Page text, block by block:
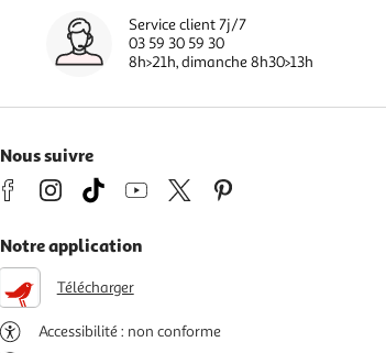
Service client 7j/7
03 59 30 59 30
8h>21h, dimanche 8h30>13h
Nous suivre
Notre application
Télécharger
Accessibilité : non conforme